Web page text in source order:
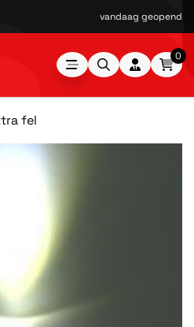
vandaag geopend
0
fel